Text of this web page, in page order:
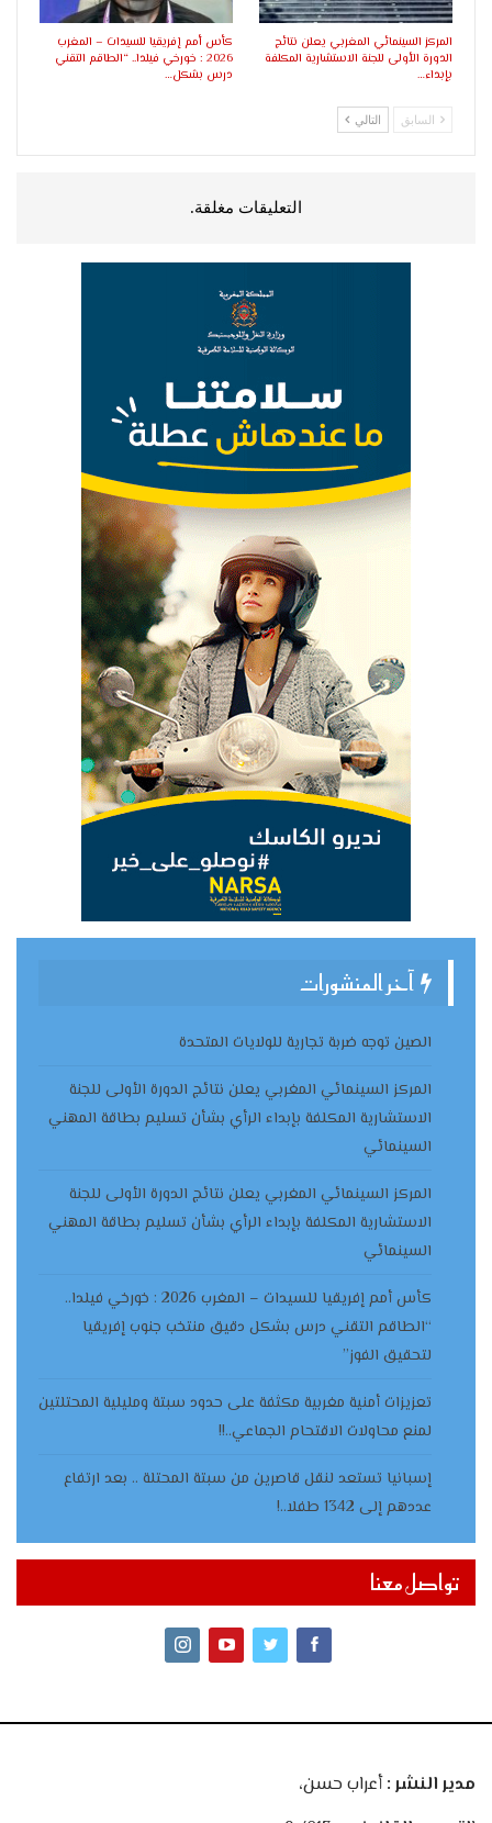
المركز السينمائي المغربي يعلن نتائج
الدورة الأولى للجنة الاستشارية المكلفة
بإبداء…
كأس أمم إفريقيا للسيدات – المغرب
2026 : خورخي فيلدا.. “الطاقم التقني
درس بشكل…
السابق التالي
التعليقات مغلقة.
آخر المنشورات
الصين توجه ضربة تجارية للولايات المتحدة
المركز السينمائي المغربي يعلن نتائج الدورة الأولى للجنة
الاستشارية المكلفة بإبداء الرأي بشأن تسليم بطاقة المهني
السينمائي
المركز السينمائي المغربي يعلن نتائج الدورة الأولى للجنة
الاستشارية المكلفة بإبداء الرأي بشأن تسليم بطاقة المهني
السينمائي
كأس أمم إفريقيا للسيدات – المغرب 2026 : خورخي فيلدا..
“الطاقم التقني درس بشكل دقيق منتخب جنوب إفريقيا
لتحقيق الفوز”
تعزيزات أمنية مغربية مكثفة على حدود سبتة ومليلية المحتلتين
لمنع محاولات الاقتحام الجماعي..!!
إسبانيا تستعد لنقل قاصرين من سبتة المحتلة .. بعد ارتفاع
عددهم إلى 1342 طفلا..!
تواصل معنا
مدير النشر :أعراب حسن،